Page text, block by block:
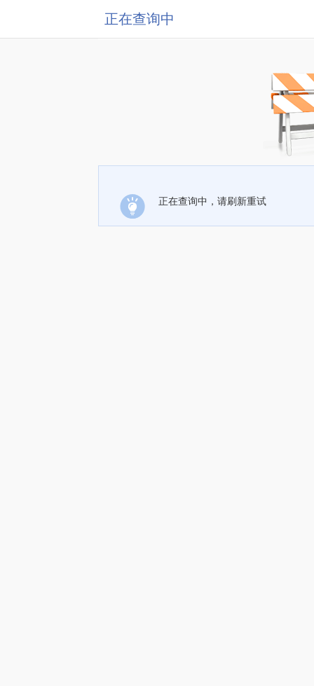
正在查询中
正在查询中，请刷新重试